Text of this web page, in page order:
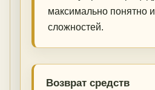
максимально понятно
сложностей.
Возврат средств